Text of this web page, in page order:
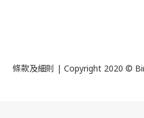
條款及細則 | Copyright 2020 ©